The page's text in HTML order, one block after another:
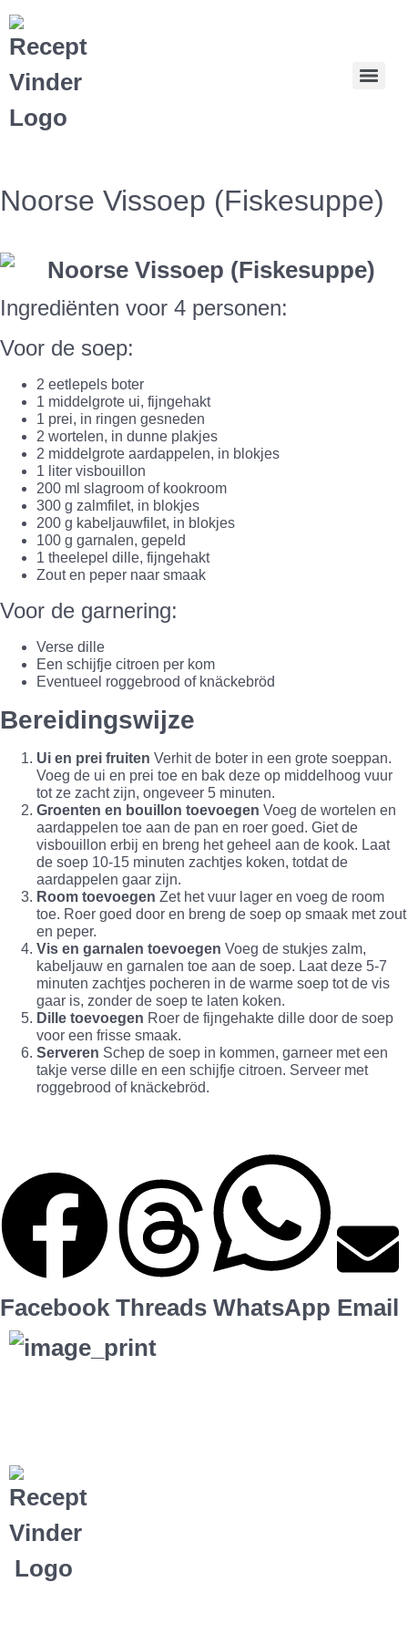
Noorse Vissoep (Fiskesuppe)
Ingrediënten voor 4 personen:
Voor de soep:
2 eetlepels boter
1 middelgrote ui, fijngehakt
1 prei, in ringen gesneden
2 wortelen, in dunne plakjes
2 middelgrote aardappelen, in blokjes
1 liter visbouillon
200 ml slagroom of kookroom
300 g zalmfilet, in blokjes
200 g kabeljauwfilet, in blokjes
100 g garnalen, gepeld
1 theelepel dille, fijngehakt
Zout en peper naar smaak
Voor de garnering:
Verse dille
Een schijfje citroen per kom
Eventueel roggebrood of knäckebröd
Bereidingswijze
Ui en prei fruiten Verhit de boter in een grote soeppan.
Voeg de ui en prei toe en bak deze op middelhoog vuur
tot ze zacht zijn, ongeveer 5 minuten.
Groenten en bouillon toevoegen Voeg de wortelen en
aardappelen toe aan de pan en roer goed. Giet de
visbouillon erbij en breng het geheel aan de kook. Laat
de soep 10-15 minuten zachtjes koken, totdat de
aardappelen gaar zijn.
Room toevoegen Zet het vuur lager en voeg de room
toe. Roer goed door en breng de soep op smaak met zout
en peper.
Vis en garnalen toevoegen Voeg de stukjes zalm,
kabeljauw en garnalen toe aan de soep. Laat deze 5-7
minuten zachtjes pocheren in de warme soep tot de vis
gaar is, zonder de soep te laten koken.
Dille toevoegen Roer de fijngehakte dille door de soep
voor een frisse smaak.
Serveren Schep de soep in kommen, garneer met een
takje verse dille en een schijfje citroen. Serveer met
roggebrood of knäckebröd.
Facebook Threads WhatsApp Email